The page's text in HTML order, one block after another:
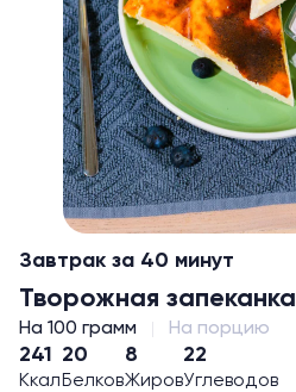
Завтрак за 40 минут
Творожная запеканка
На 100 грамм На порцию
241
Ккал
20
Белков
8
Жиров
22
Углеводов